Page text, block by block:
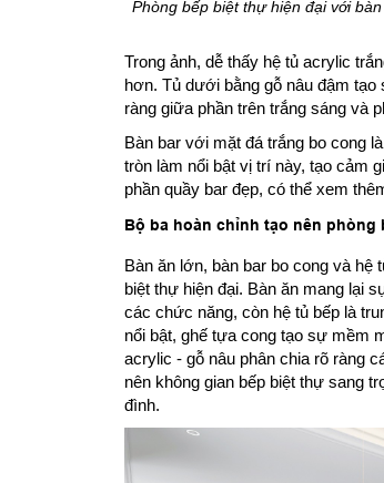
Phòng bếp biệt thự hiện đại với
Trong ảnh, dễ thấy hệ tủ acrylic
hơn. Tủ dưới bằng gỗ nâu đậm
ràng giữa phần trên trắng sáng và
Bàn bar với mặt đá trắng bo cong
tròn làm nổi bật vị trí này, tạo cảm
phần quầy bar đẹp, có thể xem
Bộ ba hoàn chỉnh tạo nên
Bàn ăn lớn, bàn bar bo cong và hệ
biệt thự hiện đại. Bàn ăn mang lại
các chức năng, còn hệ tủ bếp là
nổi bật, ghế tựa cong tạo sự mềm
acrylic - gỗ nâu phân chia rõ ràng
nên không gian bếp biệt thự sang
đình.